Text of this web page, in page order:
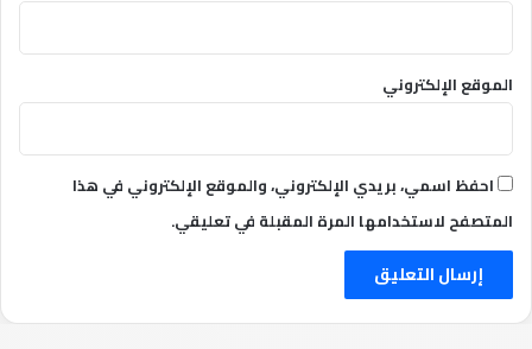
الموقع الإلكتروني
احفظ اسمي، بريدي الإلكتروني، والموقع الإلكتروني في هذا
المتصفح لاستخدامها المرة المقبلة في تعليقي.